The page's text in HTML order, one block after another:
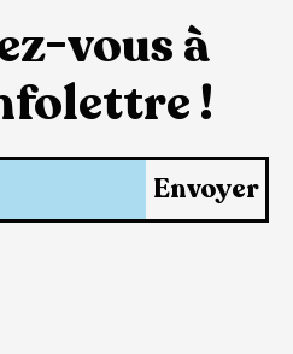
vous à
!
Envoyer